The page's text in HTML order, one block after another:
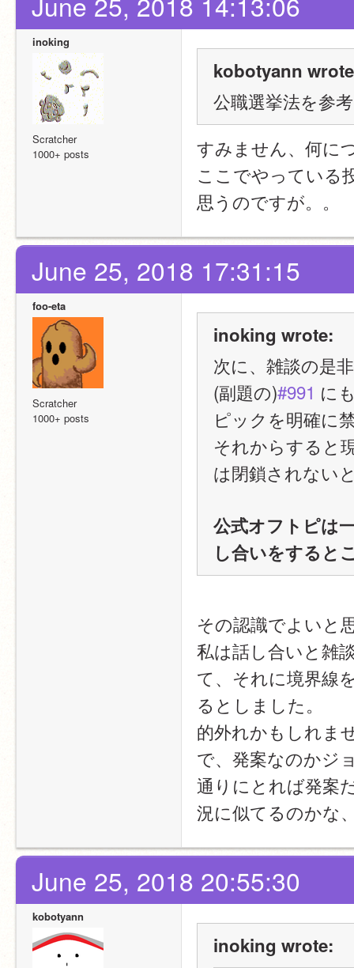
inoking
Scratcher
1000+ posts
kobotyann
公職選挙法を参
すみません、何に
ここでやっている
思うのですが。。
June 25, 2018 17:31:15
foo-eta
Scratcher
1000+ posts
inoking wrote:
次に、雑談の是
(副題の)#991 に
ピックを明確に
それからすると
は閉鎖されない
公式オフトピは
し合いをすると
その認識でよいと
私は話し合いと雑
て、それに境界線
るとしました。
的外れかもしれま
で、発案なのかジ
通りにとれば発案
況に似てるのかな
June 25, 2018 20:55:30
kobotyann
inoking wrote: